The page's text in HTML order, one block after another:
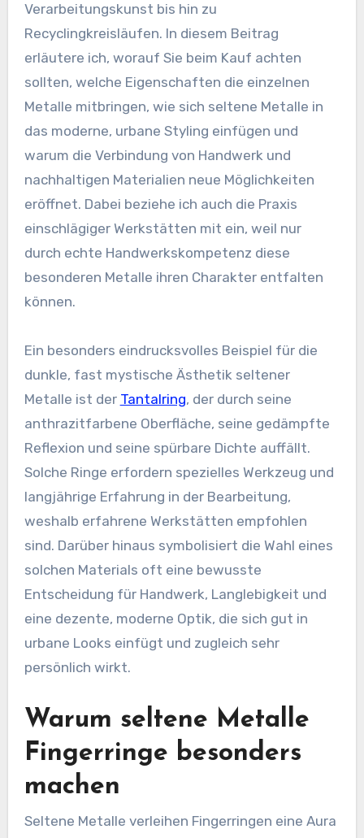
Verarbeitungskunst bis hin zu
Recyclingkreisläufen. In diesem Beitrag
erläutere ich, worauf Sie beim Kauf achten
sollten, welche Eigenschaften die einzelnen
Metalle mitbringen, wie sich seltene Metalle in
das moderne, urbane Styling einfügen und
warum die Verbindung von Handwerk und
nachhaltigen Materialien neue Möglichkeiten
eröffnet. Dabei beziehe ich auch die Praxis
einschlägiger Werkstätten mit ein, weil nur
durch echte Handwerkskompetenz diese
besonderen Metalle ihren Charakter entfalten
können.
Ein besonders eindrucksvolles Beispiel für die
dunkle, fast mystische Ästhetik seltener
Metalle ist der Tantalring, der durch seine
anthrazitfarbene Oberfläche, seine gedämpfte
Reflexion und seine spürbare Dichte auffällt.
Solche Ringe erfordern spezielles Werkzeug und
langjährige Erfahrung in der Bearbeitung,
weshalb erfahrene Werkstätten empfohlen
sind. Darüber hinaus symbolisiert die Wahl eines
solchen Materials oft eine bewusste
Entscheidung für Handwerk, Langlebigkeit und
eine dezente, moderne Optik, die sich gut in
urbane Looks einfügt und zugleich sehr
persönlich wirkt.
Warum seltene Metalle
Fingerringe besonders
machen
Seltene Metalle verleihen Fingerringen eine Aura